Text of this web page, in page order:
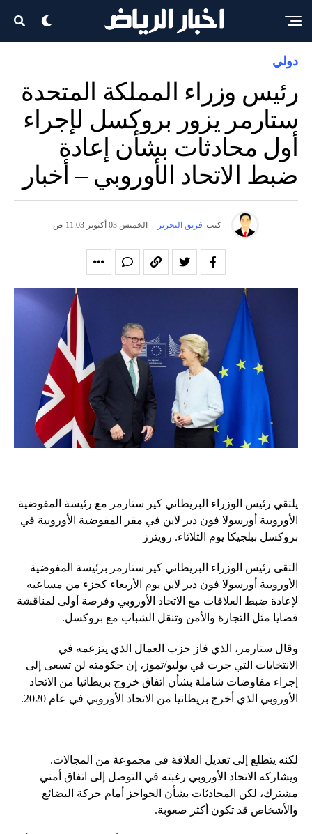
دولي
رئيس وزراء المملكة المتحدة
ستارمر يزور بروكسل لإجراء
أول محادثات بشأن إعادة
ضبط الاتحاد الأوروبي – أخبار
كتب فريق التحرير - الخميس 03 أكتوبر 11:03 ص
يلتقي رئيس الوزراء البريطاني كير ستارمر مع رئيسة المفوضية
الأوروبية أورسولا فون دير لاين في مقر المفوضية الأوروبية في
بروكسل ببلجيكا يوم الثلاثاء. رويترز
التقى رئيس الوزراء البريطاني كير ستارمر برئيسة المفوضية
الأوروبية أورسولا فون دير لاين يوم الأربعاء كجزء من مساعيه
لإعادة ضبط العلاقات مع الاتحاد الأوروبي وفرصة أولى لمناقشة
قضايا مثل التجارة والأمن وتنقل الشباب مع بروكسل.
وقال ستارمر، الذي فاز حزب العمال الذي يتزعمه في
الانتخابات التي جرت في يوليو/تموز، إن حكومته لن تسعى إلى
إجراء مفاوضات شاملة بشأن اتفاق خروج بريطانيا من الاتحاد
الأوروبي الذي أخرج بريطانيا من الاتحاد الأوروبي في عام 2020.
لكنه يتطلع إلى تعديل العلاقة في مجموعة من المجالات.
ويشاركه الاتحاد الأوروبي رغبته في التوصل إلى اتفاق أمني
مشترك، لكن المحادثات بشأن الحواجز أمام حركة البضائع
والأشخاص قد تكون أكثر صعوبة.